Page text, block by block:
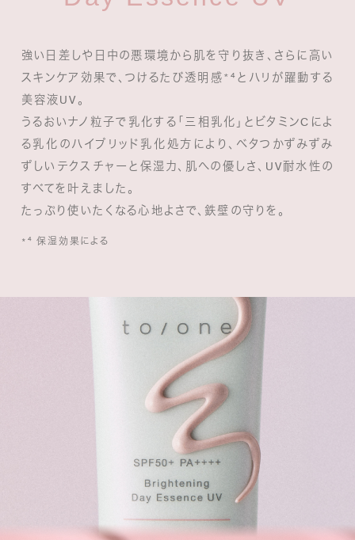
強い日差しや日中の悪環境から肌を守り抜き、さらに高い
スキンケア効果で、つけるたび透明感*⁴とハリが躍動する
美容液UV。
うるおいナノ粒子で乳化する「三相乳化」とビタミンCによ
る乳化のハイブリッド乳化処方により、 ベタつかずみずみ
ずしいテクスチャーと保湿力、肌への優しさ、UV耐水性の
すべてを叶えました。
たっぷり使いたくなる心地よさで、鉄壁の守りを。
*⁴ 保湿効果による